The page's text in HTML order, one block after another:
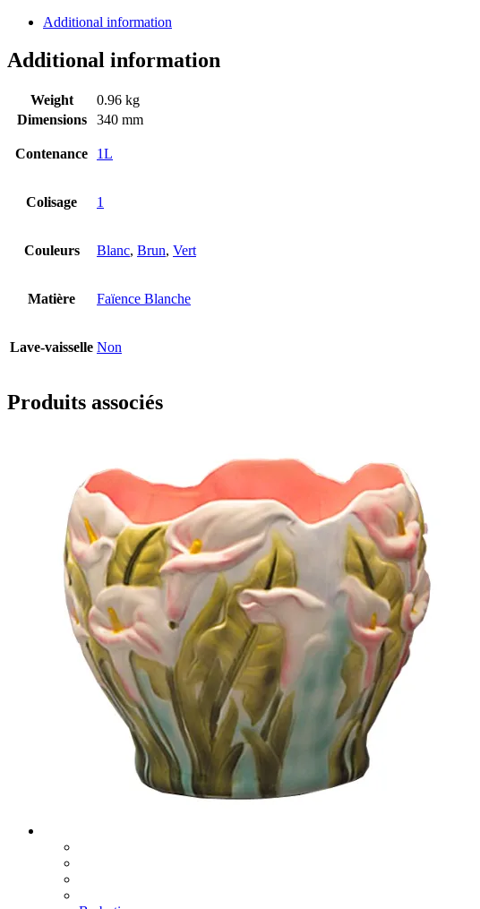
Additional information
Additional information
Weight
0.96 kg
Dimensions
340 mm
Contenance 1L
Colisage 1
Couleurs Blanc, Brun, Vert
Matière Faïence Blanche
Lave-vaisselle Non
Produits associés